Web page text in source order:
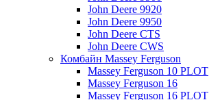
John Deere 9920
John Deere 9950
John Deere CTS
John Deere CWS
Комбайн Massey Ferguson
Massey Ferguson 10 PLOT
Massey Ferguson 16
Massey Ferguson 16 PLOT